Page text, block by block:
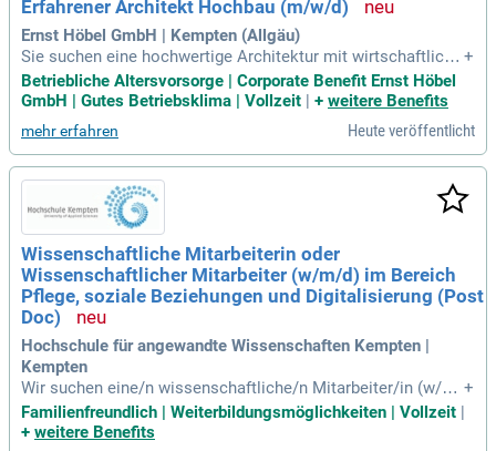
Dokumentation von Bauleistungen und stehen den Bauherre
n auch nach Projektabschluss zur Seite. Bewerben Sie sich j
etzt und gestalten Sie innovative Bauprojekte mit!
Erfahrener Architekt Hochbau (m/w/d)
Ernst Höbel GmbH | Kempten (Allgäu)
Sie suchen eine hochwertige Architektur mit wirtschaftliche
r Effizienz? Wir bieten eine aktive Mitwirkung an internen Ab
stimmungen und Schnittstellenkommunikationen. Unsere E
nd haben Praxiserfahrung in Ausführungs- und Detailplanung
(LPH 5). Teamarbeit steht bei uns im Fokus: Projektleitung,
Bauleitung, Vertrieb und Kalkulation arbeiten eng zusamme
n. Wir entwickeln innovative Nutzungskonzepte, die neue Ba
uleitplanverfahren berücksichtigen. Voraussetzung ist ein a
bgeschlossenes Architektur- oder Bauwesenstudium sowie
mehrjährige Erfahrung in der Planung für Projektentwickler.
+
Betriebliche Altersvorsorge | Corporate Benefit Ernst Höbel
GmbH | Gutes Betriebsklima | Vollzeit | + weitere Benefits
mehr erfahren Heute veröffentlicht
Wissenschaftliche Mitarbeiterin oder
Wissenschaftlicher Mitarbeiter (w/m/d) im Bereich
Pflege, soziale Beziehungen und Digitalisierung (Post
Doc)
Hochschule für angewandte Wissenschaften Kempten |
Kempten
Wir suchen eine/n wissenschaftliche/n Mitarbeiter/in (w/m/
d) im Bereich Pflege, soziale Beziehungen und Digitalisierun
g. Diese Position ist Teil der Bayerischen Pflegestudie (BP
+
Familienfreundlich | Weiterbildungsmöglichkeiten | Vollzeit
+ weitere Benefits